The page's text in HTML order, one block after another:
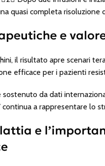
quasi completa
e
il risultato apre scenari
efficace per i pazienti
sostenuto da dati
continua a rappresentare lo
e